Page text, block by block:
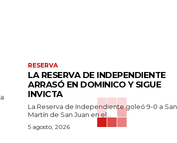
RESERVA
LA RESERVA DE INDEPENDIENTE
ARRASÓ EN DOMINICO Y SIGUE
INVICTA
La Reserva de Independiente goleó 9-0 a San
Martín de San Juan en el...
5 agosto, 2026